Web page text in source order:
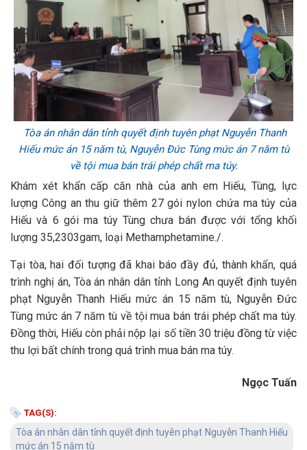
Tòa án nhân dân tỉnh quyết định tuyên phạt Nguyễn Thanh
Hiếu mức án 15 năm tù, Nguyễn Đức Tùng mức án 7 năm tù
về tội mua bán trái phép chất ma túy.
Khám xét khẩn cấp căn nhà của anh em Hiếu, Tùng, lực
lượng Công an thu giữ thêm 27 gói nylon chứa ma túy của
Hiếu và 6 gói ma túy Tùng chưa bán được với tổng khối
lượng 35,2303gam, loại Methamphetamine./.
Tại tòa, hai đối tượng đã khai báo đầy đủ, thành khẩn, quá
trình nghị án, Tòa án nhân dân tỉnh Long An quyết định tuyên
phạt Nguyễn Thanh Hiếu mức án 15 năm tù, Nguyễn Đức
Tùng mức án 7 năm tù về tội mua bán trái phép chất ma túy.
Đồng thời, Hiếu còn phải nộp lại số tiền 30 triệu đồng từ việc
thu lợi bất chính trong quá trình mua bán ma túy.
Ngọc Tuấn
TAG(S):
Tòa án nhân dân tỉnh quyết định tuyên phạt Nguyễn Thanh Hiếu
mức án 15 năm tù